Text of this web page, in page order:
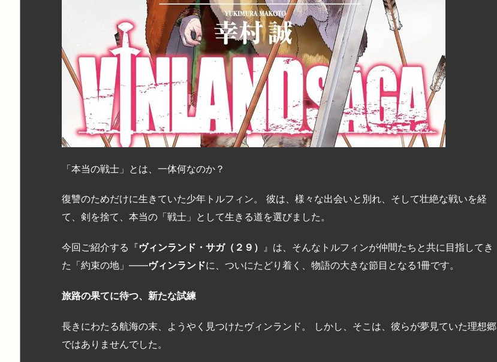
「本当の戦士」とは、一体何なのか？
復讐のためだけに生きていた少年トルフィン。 彼は、様々な出会いと別れ、そして壮絶な戦いを経
て、剣を捨て、本当の「戦士」として生きる道を選びました。
今回ご紹介する『ヴィンランド・サガ（２９） 』は、そんなトルフィンが仲間たちと共に目指してき
た「約束の地」――ヴィンランドに、ついにたどり着く、物語の大きな節目となる1冊です。
旅路の果てに待つ、新たな試練
長きにわたる航海の末、ようやく見つけたヴィンランド。 しかし、そこは、彼らが夢見ていた理想郷
ではありませんでした。